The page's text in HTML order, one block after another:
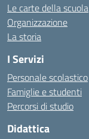
Le carte della scuola
Organizzazione
La storia
I Servizi
Personale scolastico
Famiglie e studenti
Percorsi di studio
Didattica